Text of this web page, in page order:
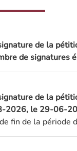
de la
de signatures
de la
2026, le 29-06-
fin de la